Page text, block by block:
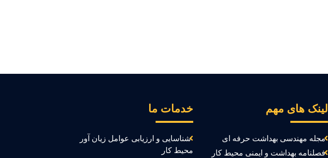
لینک های مهم
مجله مهندسی بهداشت حرفه ای
فصلنامه بهداشت و ایمنی محیط کار
خدمات ما
شناسایی و ارزیابی عوامل زیان آور
محیط کار